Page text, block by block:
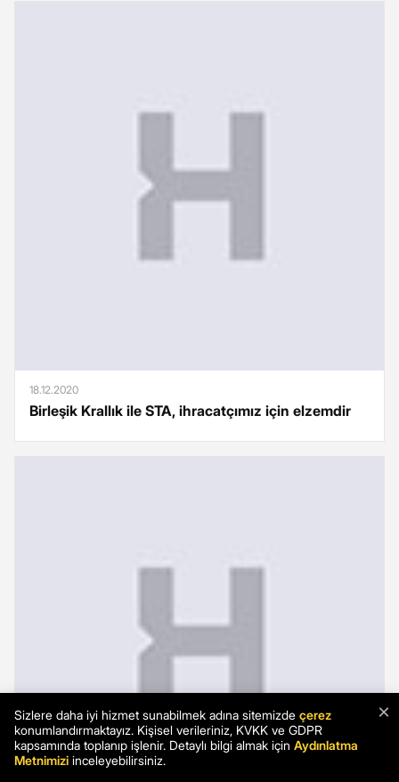
18.12.2020
Birleşik Krallık ile STA, ihracatçımız için elzemdir
×
Sizlere daha iyi hizmet sunabilmek adına sitemizde çerez
konumlandırmaktayız. Kişisel verileriniz, KVKK ve GDPR
kapsamında toplanıp işlenir. Detaylı bilgi almak için Aydınlatma
Metnimizi inceleyebilirsiniz.